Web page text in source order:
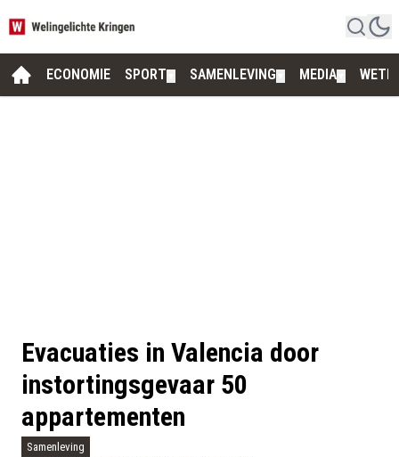
ECONOMIE SPORT SAMENLEVING MEDIA
Evacuaties in Valencia door
instortingsgevaar 50
appartementen
Samenleving